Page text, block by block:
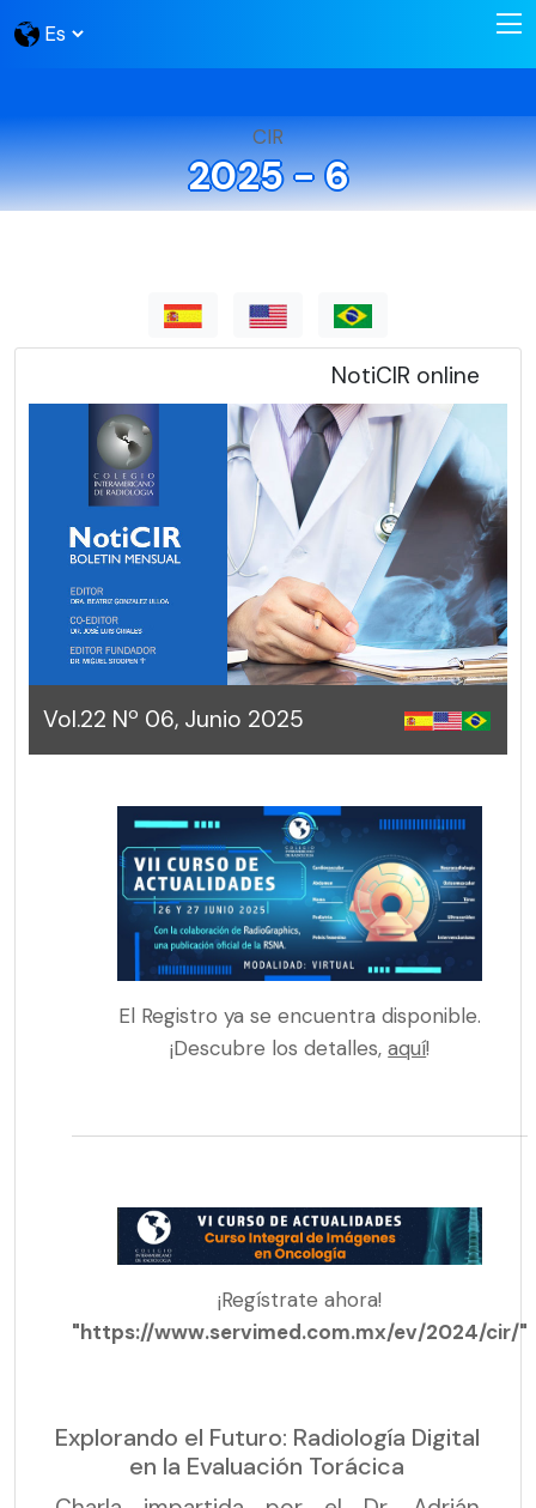
CIR
2025 - 6
NotiCIR online
Vol.22 Nº 06, Junio 2025
El Registro ya se encuentra disponible.
¡Descubre los detalles,aquí!
¡Regístrate ahora!
"https://www.servimed.com.mx/ev/2024/cir/"
Explorando el Futuro: Radiología Digital
en la Evaluación Torácica